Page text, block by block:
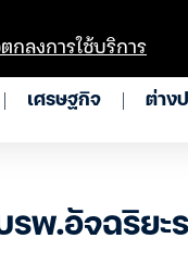
เศรษฐกิจ ต่าง
พ.อัจฉริยะ
กลงการใช้บริการ